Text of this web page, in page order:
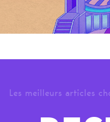
Les meilleurs articles